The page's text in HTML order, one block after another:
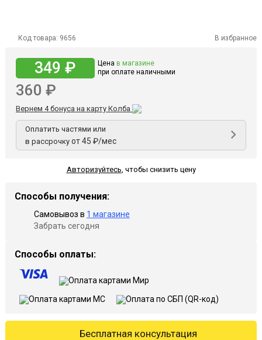
Код товара: 9656 В избранное
349 ₽ Цена в магазине
при оплате наличными
360 ₽
Вернем 4 бонуса на карту Колба
Оплатить частями или
в рассрочку от 45 ₽/мес
Авторизуйтесь чтобы снизить цену
Способы получения:
Самовывоз в 1 магазине
Забрать сегодня
Способы оплаты:
Бесплатная консультация